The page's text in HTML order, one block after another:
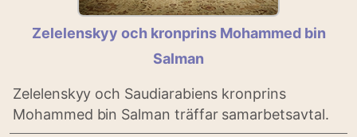
Zelelenskyy och kronprins Mohammed bin
Salman
Zelelenskyy och Saudiarabiens kronprins
Mohammed bin Salman träffar samarbetsavtal.